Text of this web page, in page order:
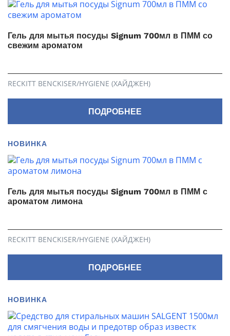
Гель для мытья посуды Signum 700мл в ПММ со
свежим ароматом
RECKITT BENCKISER/HYGIENE (ХАЙДЖЕН)
ПОДРОБНЕЕ
НОВИНКА
Гель для мытья посуды Signum 700мл в ПММ с
ароматом лимона
RECKITT BENCKISER/HYGIENE (ХАЙДЖЕН)
ПОДРОБНЕЕ
НОВИНКА